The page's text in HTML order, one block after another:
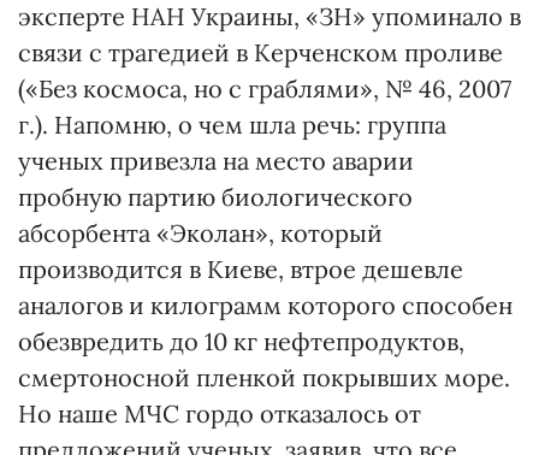
эксперте НАН Украины, «ЗН» упоминало в
связи с трагедией в Керченском проливе
(«Без космоса, но с граблями», № 46, 2007
г.). Напомню, о чем шла речь: группа
ученых привезла на место аварии
пробную партию биологического
абсорбента «Эколан», который
производится в Киеве, втрое дешевле
аналогов и килограмм которого способен
обезвредить до 10 кг нефтепродуктов,
смертоносной пленкой покрывших море.
Но наше МЧС гордо отказалось от